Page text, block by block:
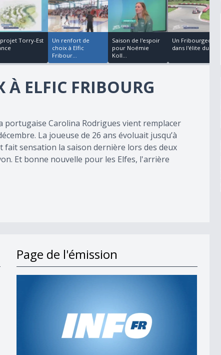
Torry-Est
Un renfort de
choix à Elfic
Fribour...
Saison de l'espoir
pour Noémie
Koll...
Un Fribourgeois
dans l'élite du kar...
À ELFIC FRIBOURG
portugaise Carolina Rodrigues vient remplacer
La joueuse de 26 ans évoluait jusqu’à
fait sensation la saison dernière lors des deux
Et bonne nouvelle pour les Elfes, l'arrière
Page de l'émission